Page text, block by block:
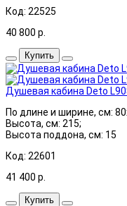
Код: 22525
40 800 р.
Купить
Душевая кабина Deto
По длине и ширине, см:
Высота, см: 215;
Высота поддона, см: 15
Код: 22601
41 400 р.
Купить